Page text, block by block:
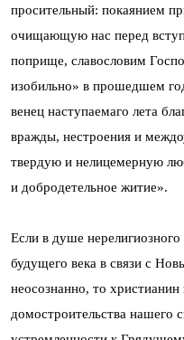
просительный: покаянием
очищающую нас перед
поприще, славословим
изобильно» в прошедшем
венец наступаемаго лета
вражды, нестроения и
твердую и нелицемерную
и добродетельное житие».
Если в душе
будущего века в связи с
неосознанно, то христианин
домостроительства нашего